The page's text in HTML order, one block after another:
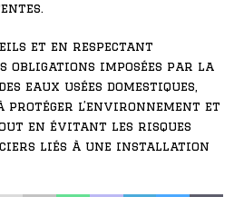
et en respectant
obligations imposées par la
eaux usées domestiques,
protéger l’environnement et
en évitant les risques
liés à une installation